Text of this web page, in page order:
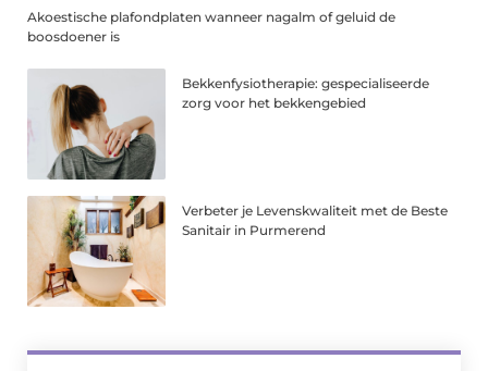
Akoestische plafondplaten wanneer nagalm of geluid de
boosdoener is
Bekkenfysiotherapie: gespecialiseerde
zorg voor het bekkengebied
Verbeter je Levenskwaliteit met de Beste
Sanitair in Purmerend